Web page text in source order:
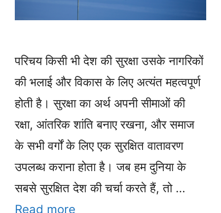
परिचय किसी भी देश की सुरक्षा उसके नागरिकों
की भलाई और विकास के लिए अत्यंत महत्वपूर्ण
होती है। सुरक्षा का अर्थ अपनी सीमाओं की
रक्षा, आंतरिक शांति बनाए रखना, और समाज
के सभी वर्गों के लिए एक सुरक्षित वातावरण
उपलब्ध कराना होता है। जब हम दुनिया के
सबसे सुरक्षित देश की चर्चा करते हैं, तो …
Read more